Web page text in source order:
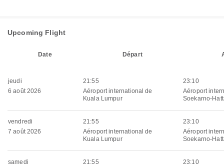
Upcoming Flight
Date Départ
jeudi
6 août 2026
21:55
Aéroport international de
Kuala Lumpur
23:10
Aéroport
Soekarno-
vendredi
7 août 2026
21:55
Aéroport international de
Kuala Lumpur
23:10
Aéroport
Soekarno-
samedi
21:55
23:10